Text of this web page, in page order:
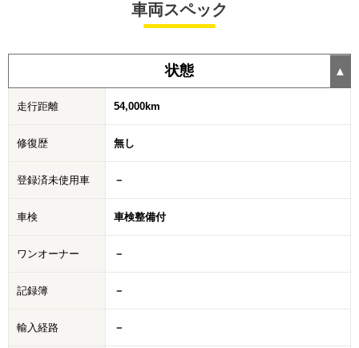
車両スペック
状態
走行距離 54,000km
修復歴 無し
登録済未使用車 －
車検 車検整備付
ワンオーナー －
記録簿 －
輸入経路 －